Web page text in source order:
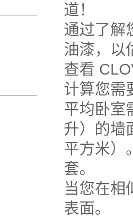
道！
通过了解
油漆，以
查看
计算您需
平均卧室
升）的墙
平方米）
套。
当您在相
表面。